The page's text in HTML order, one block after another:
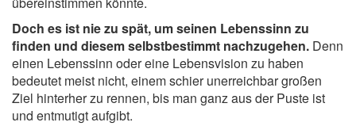
Doch es ist nie zu spät, um seinen Lebenssinn zu
finden und diesem selbstbestimmt nachzugehen. Denn
einen Lebenssinn oder eine Lebensvision zu haben
bedeutet meist nicht, einem schier unerreichbar großen
Ziel hinterher zu rennen, bis man ganz aus der Puste ist
und entmutigt aufgibt.